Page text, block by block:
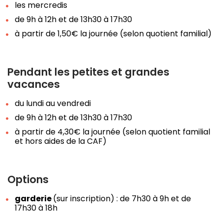
les mercredis
de 9h à 12h et de 13h30 à 17h30
à partir de 1,50€ la journée (selon quotient familial)
Pendant les petites et grandes
vacances
du lundi au vendredi
de 9h à 12h et de 13h30 à 17h30
à partir de 4,30€ la journée (selon quotient familial
et hors aides de la CAF)
Options
garderie(sur inscription) : de 7h30 à 9h et de
17h30 à 18h